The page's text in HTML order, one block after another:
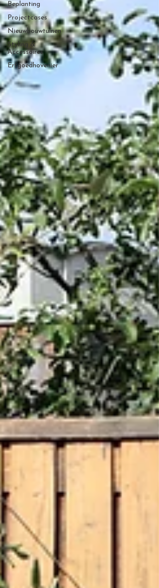
Beplanting
Projectcases
Nieuwbouwtuinen
Styling &
Accessoires
Erfgoedhovenier